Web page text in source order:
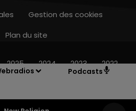
Podcasts
7h00 - 12h00
Gestion des cookies
Plan du site
2025 2024 2023 2022